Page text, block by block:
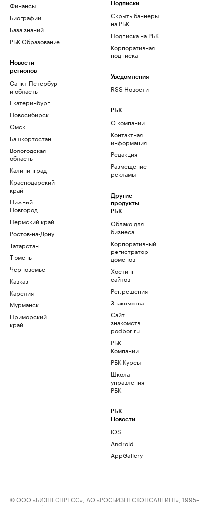
Финансы
Биографии
База знаний
РБК Образование
Новости
регионов
Санкт-Петербург
и область
Екатеринбург
Новосибирск
Омск
Башкортостан
Вологодская
область
Калининград
Краснодарский
край
Нижний
Новгород
Пермский край
Ростов-на-Дону
Татарстан
Тюмень
Черноземье
Кавказ
Карелия
Мурманск
Приморский
край
Подписки
Скрыть баннеры
на РБК
Подписка на РБК
Корпоративная
подписка
Уведомления
RSS Новости
РБК
О компании
Контактная
информация
Редакция
Размещение
рекламы
Другие
продукты
РБК
Облако для
бизнеса
Корпоративный
регистратор
доменов
Хостинг
сайтов
Рег.решения
Знакомства
Сайт
знакомств
podbor.ru
РБК
Компании
РБК Курсы
Школа
управления
РБК
РБК
Новости
iOS
Android
AppGallery
© ООО «БИЗНЕСПРЕСС», АО «РОСБИЗНЕСКОНСАЛТИНГ», 1995–